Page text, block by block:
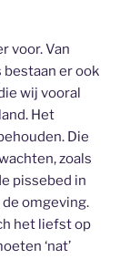
voor. Van
bestaan er ook
wij vooral
Het
Die
zoals
pissebed in
omgeving.
het liefst op
‘nat’